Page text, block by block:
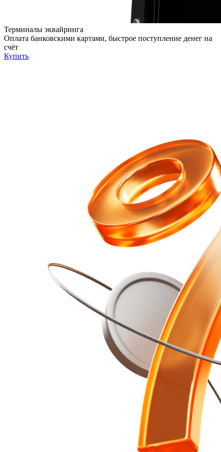
Терминалы эквайринга
Оплата банковскими картами, быстрое поступление денег на
счёт
Купить